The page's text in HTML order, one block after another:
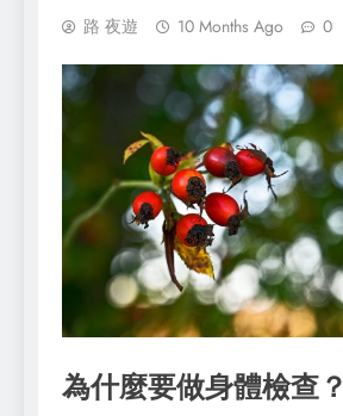
路 夜遊 10 Months Ago 0
為什麼要做身體檢查？